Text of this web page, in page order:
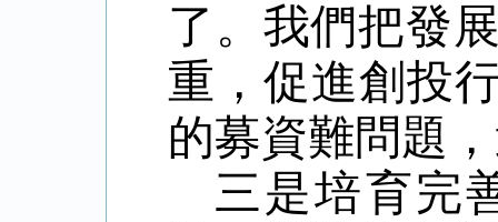
了。我們把發
重，促進創投
的募資難問題
三是培育完